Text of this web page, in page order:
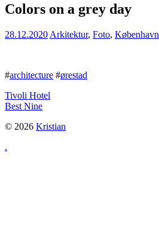
Colors on a grey day
28.12.2020 Arkitektur, Foto, København
#architecture #ørestad
Tivoli Hotel
Best Nine
© 2026 Kristian
.